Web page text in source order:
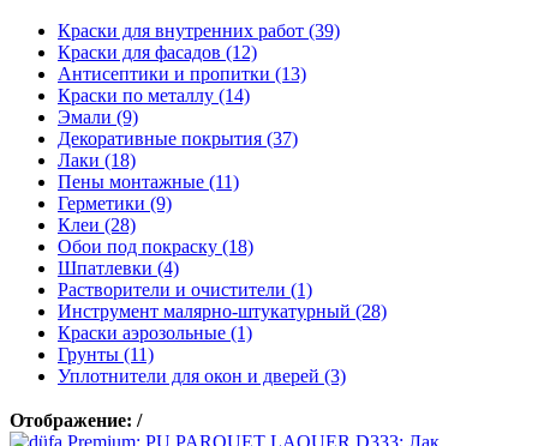
Краски для внутренних работ (39)
Краски для фасадов (12)
Антисептики и пропитки (13)
Краски по металлу (14)
Эмали (9)
Декоративные покрытия (37)
Лаки (18)
Пены монтажные (11)
Герметики (9)
Клеи (28)
Обои под покраску (18)
Шпатлевки (4)
Растворители и очистители (1)
Инструмент малярно-штукатурный (28)
Краски аэрозольные (1)
Грунты (11)
Уплотнители для окон и дверей (3)
Отображение: /